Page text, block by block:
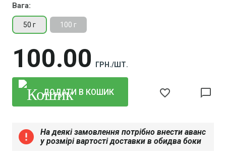
Вага:
50 г 100 г
100 00 ГРН./ШТ.
ДОДАТИ В КОШИК favorite_border chat_bubble_outline
error
На деякі замовлення потрібно внести аванс
у розмірі вартості доставки в обидва боки